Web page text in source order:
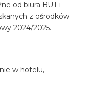
od biura BUT i
z ośrodków
2024/2025.
w hotelu,